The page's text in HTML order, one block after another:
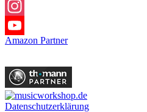
Facebook
Instagram
YouTube
Amazon Partner
Datenschutzerklärung